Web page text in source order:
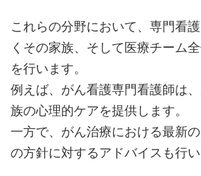
これらの分野において、専門看
くその家族、そして医療チーム
を行います。
例えば、がん看護専門看護師は
族の心理的ケアを提供します。
一方で、がん治療における最新
の方針に対するアドバイスも行い